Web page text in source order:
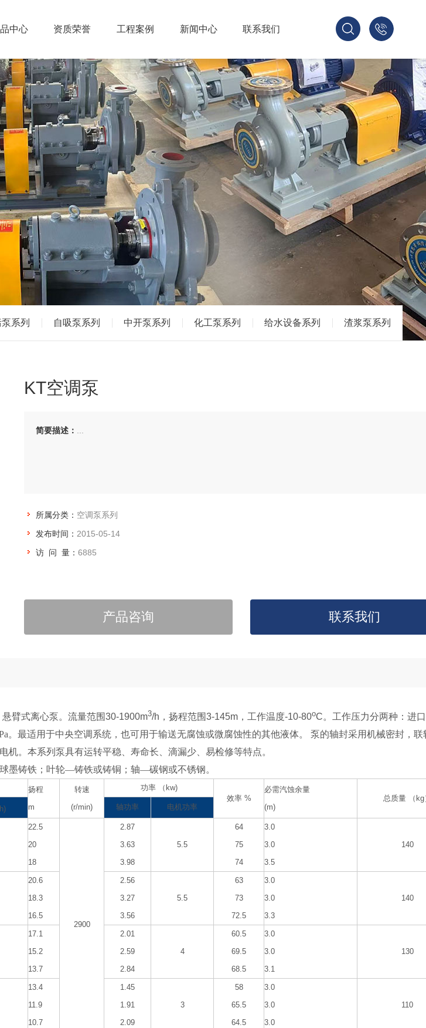
中心 资质荣誉 工程案例 新闻中心 联系我们
系列 自吸泵系列 中开泵系列 化工泵系列 给水设备系列 渣浆泵系列
KT空调泵
简要描述：
所属分类： 空调泵系列
发布时间： 2015-05-14
访 问 量： 6885
产品咨询 联系我们
臂式离心泵。流量范围30-1900m3/h，扬程范围3-145m，工作温度-10-80oC。工作压力分两种：进
。最适用于中央空调系统，也可用于输送无腐蚀或微腐蚀性的其他液体。 泵的轴封采用机械密封，联
机。本系列泵具有运转平稳、寿命长、滴漏少、易检修等特点。
墨铸铁；叶轮—铸铁或铸铜；轴—碳钢或不锈钢。
扬程
m
转速
(r/min)
功率 （kw)
效率 %
必需汽蚀余量
(m)
总质量 （kg
轴功率 电机功率
22.5
20
18
2900
2.87
3.63
3.98
5.5
64
75
74
3.0
3.0
3.5
140
20.6
18.3
16.5
2.56
3.27
3.56
5.5
63
73
72.5
3.0
3.0
3.3
140
17.1
15.2
13.7
2.01
2.59
2.84
4
60.5
69.5
68.5
3.0
3.0
3.1
130
13.4
11.9
10.7
1.45
1.91
2.09
3
58
65.5
64.5
3.0
3.0
3.0
110